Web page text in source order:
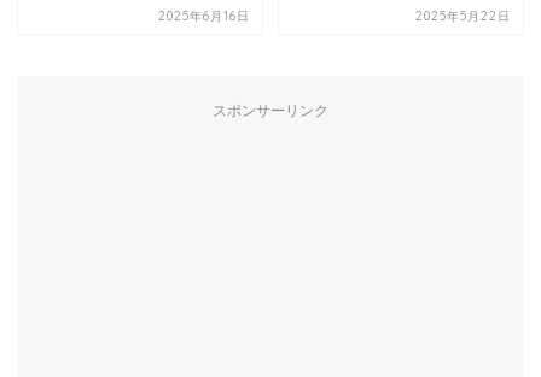
2025年6月16日 2025年5月22日
スポンサーリンク